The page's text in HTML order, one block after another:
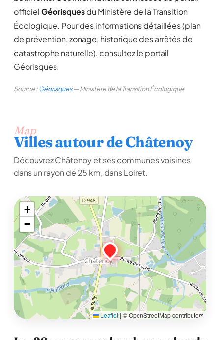
officielGéorisquesdu Ministère de la Transition
Écologique. Pour des informations détaillées (plan
de prévention, zonage, historique des arrêtés de
catastrophe naturelle), consultez le portail
Géorisques.
Source :Géorisques— Ministère de la Transition Écologique
Map
Villes autour de Châtenoy
Découvrez Châtenoy et ses communes voisines
dans un rayon de 25 km, dans Loiret.
+
−
Leaflet | © OpenStreetMap contributors